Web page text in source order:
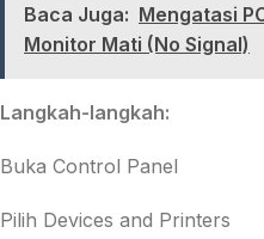
Baca Juga: Mengatasi
Monitor Mati (No Signal)
Langkah-langkah:
Buka Control Panel
Pilih Devices and Printers